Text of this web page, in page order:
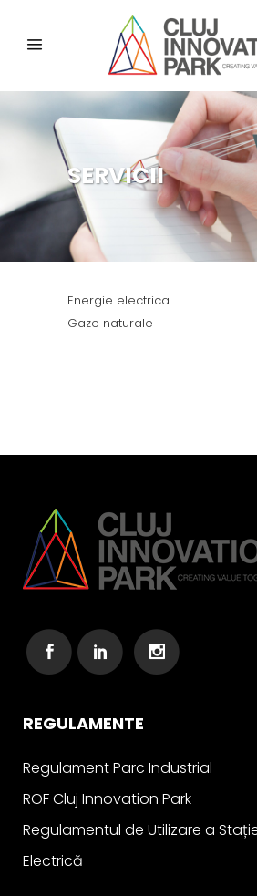
SERVICII
Energie electrica
Gaze naturale
REGULAMENTE
Regulament Parc Industrial
ROF Cluj Innovation Park
Regulamentul de Utilizare a
Electrică